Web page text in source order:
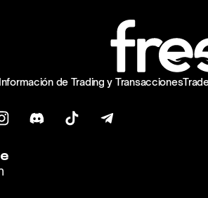
de Trading y Transacciones